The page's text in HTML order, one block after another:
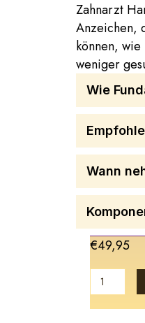
Zahnarzt
Anzeichen,
können,
weniger
Wie
Wann
€49,95
Menge